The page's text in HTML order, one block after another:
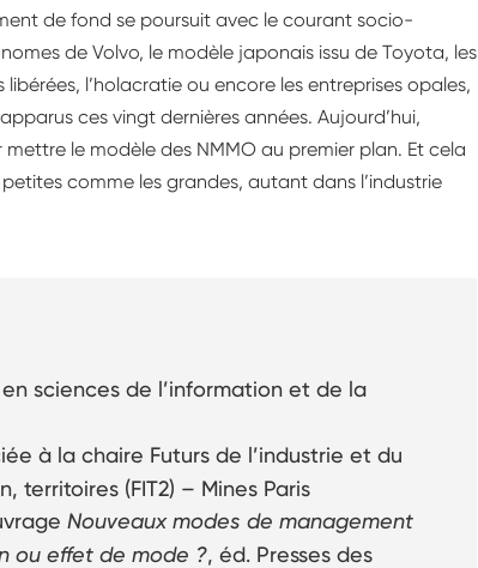
de fond se poursuit avec le courant socio-
de Volvo, le modèle japonais issu de Toyota, les
l’holacratie ou encore les entreprises opales,
ces vingt dernières années. Aujourd’hui,
le modèle des NMMO au premier plan. Et cela
comme les grandes, autant dans l’industrie
sciences de l’information et de la
à la chaire Futurs de l’industrie et du
territoires (FIT2) – Mines Paris
Nouveaux modes de management
ou effet de mode ?, éd. Presses des